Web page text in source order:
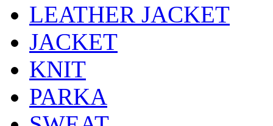
LEATHER JACKET
JACKET
KNIT
PARKA